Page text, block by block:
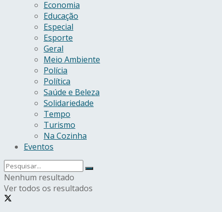
Economia
Educação
Especial
Esporte
Geral
Meio Ambiente
Polícia
Política
Saúde e Beleza
Solidariedade
Tempo
Turismo
Na Cozinha
Eventos
Nenhum resultado
Ver todos os resultados